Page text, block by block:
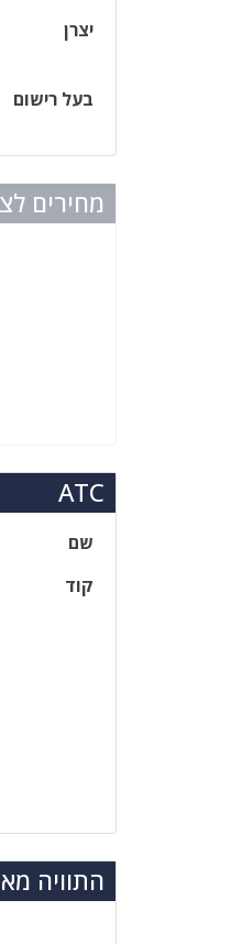
יצרן
בעל רישום
מחירים
ATC
שם
קוד
התוויה